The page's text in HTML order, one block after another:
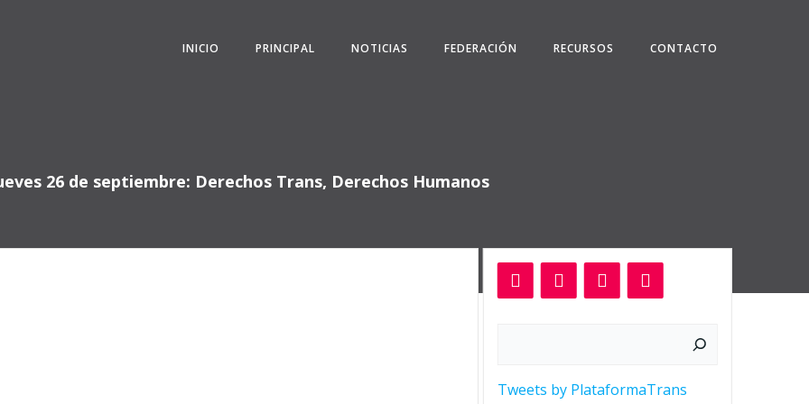
INICIO PRINCIPAL NOTICIAS FEDERACIÓN RECURSOS CONTACTO
26 de septiembre: Derechos Trans, Derechos Humanos
Tweets by PlataformaTrans